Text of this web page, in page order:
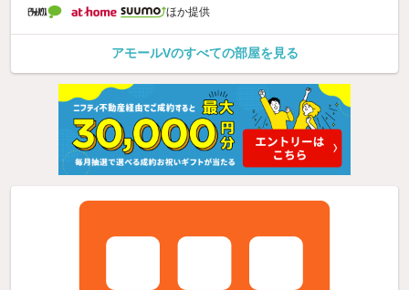
ほか提供
アモールVのすべての部屋を見る